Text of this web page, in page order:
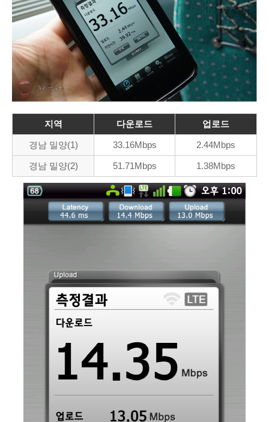
지역 다운로드 업로드
경남 밀양(1) 33.16Mbps 2.44Mbps
경남 밀양(2) 51.71Mbps 1.38Mbps